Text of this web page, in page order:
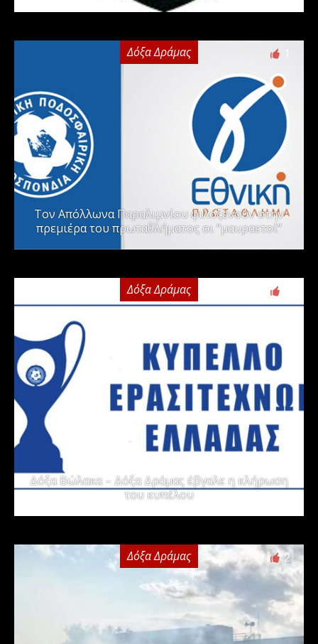
Δόξα Δράμας
Τον Απόλλωνα Παραλιμνίου φιλοξενούν στην
πρεμιέρα του πρωταθλήματος οι “μαυραετοί”
Δόξα Δράμας
Δόξα Βώλακα – Δόξα Δράμας έβγαλε η κλήρωση
του κυπέλου
Δόξα Δράμας 2